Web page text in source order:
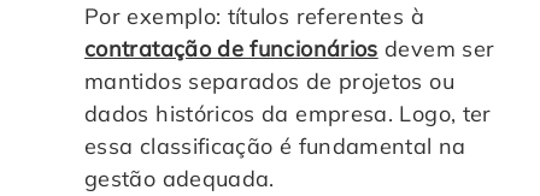
Por exemplo: títulos referentes à
contratação de funcionários devem ser
mantidos separados de projetos ou
dados históricos da empresa. Logo, ter
essa classificação é fundamental na
gestão adequada.